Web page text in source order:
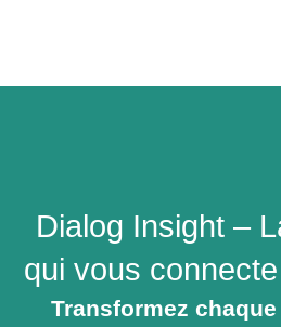
Dialog Insight –
qui vous
Transformez